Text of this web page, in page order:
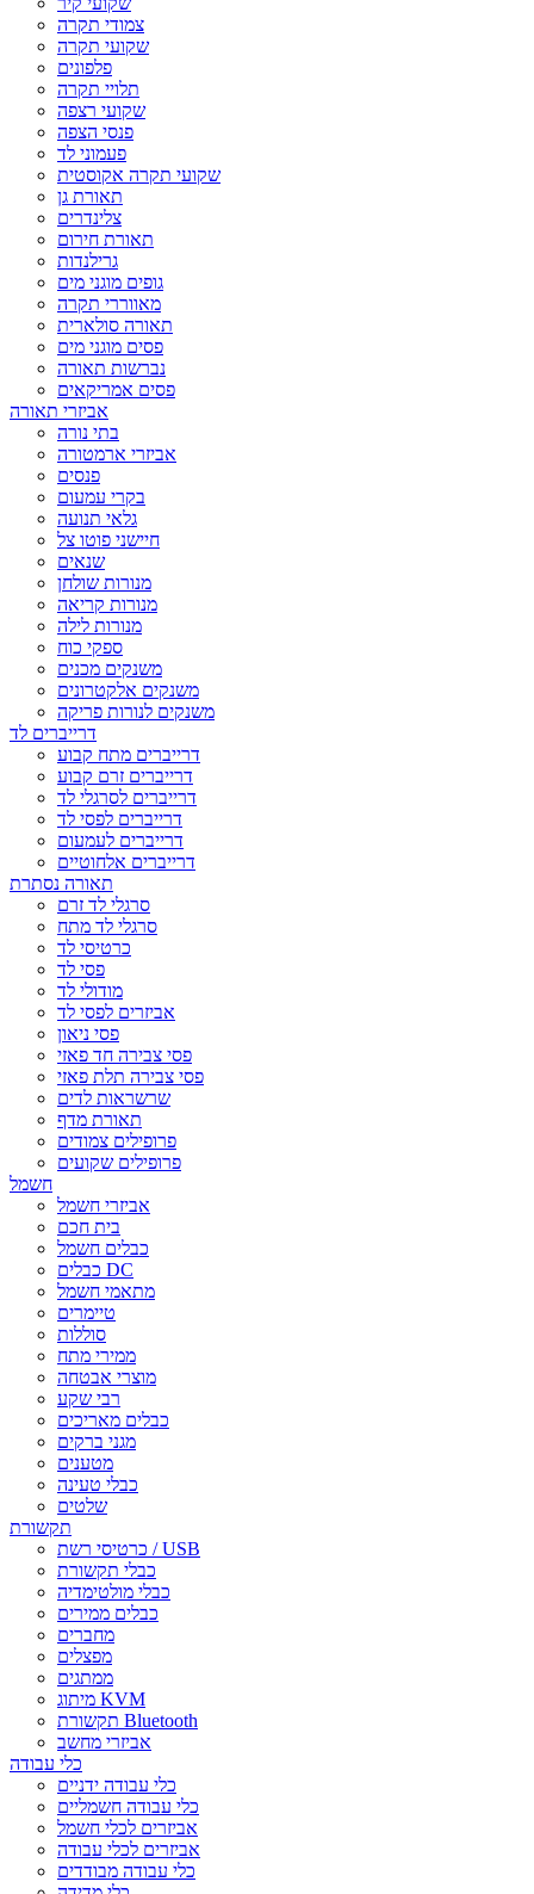
צמודי תקרה
שקועי תקרה
פלפונים
תלויי תקרה
שקועי רצפה
פנסי הצפה
פעמוני לד
שקועי תקרה אקוסטית
תאורת גן
צלינדרים
תאורת חירום
גרילנדות
גופים מוגני מים
מאווררי תקרה
תאורה סולארית
פסים מוגני מים
נברשות תאורה
פסים אמריקאים
אביזרי תאורה
בתי נורה
אביזרי ארמטורה
פנסים
בקרי עמעום
גלאי תנועה
חיישני פוטו צל
שנאים
מנורות שולחן
מנורות קריאה
מנורות לילה
ספקי כוח
משנקים מכנים
משנקים אלקטרונים
משנקים לנורות פריקה
דרייברים לד
דרייברים מתח קבוע
דרייברים זרם קבוע
דרייברים לסרגלי לד
דרייברים לפסי לד
דרייברים לעמעום
דרייברים אלחוטיים
תאורה נסתרת
סרגלי לד זרם
סרגלי לד מתח
כרטיסי לד
פסי לד
מודולי לד
אביזרים לפסי לד
פסי ניאון
פסי צבירה חד פאזי
פסי צבירה תלת פאזי
שרשראות לדים
תאורת מדף
פרופילים צמודים
פרופילים שקועים
חשמל
אביזרי חשמל
בית חכם
כבלים חשמל
כבלים DC
מתאמי חשמל
טיימרים
סוללות
ממירי מתח
מוצרי אבטחה
רבי שקע
כבלים מאריכים
מגני ברקים
מטענים
כבלי טעינה
שלטים
תקשורת
כרטיסי רשת / USB
כבלי תקשורת
כבלי מולטימדיה
כבלים ממירים
מחברים
מפצלים
ממתגים
מיתוג KVM
תקשורת Bluetooth
אביזרי מחשב
כלי עבודה
כלי עבודה ידניים
כלי עבודה חשמליים
אביזרים לכלי חשמל
אביזרים לכלי עבודה
כלי עבודה מבודדים